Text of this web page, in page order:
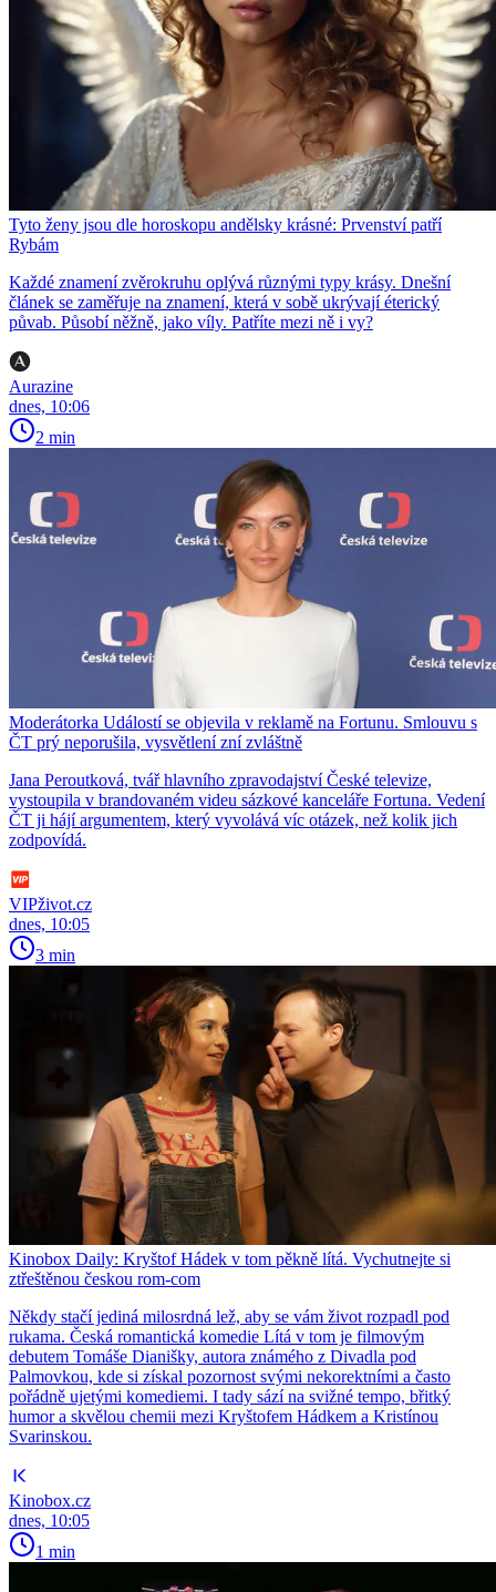
Tyto ženy jsou dle horoskopu andělsky krásné: Prvenství patří
Rybám
Každé znamení zvěrokruhu oplývá různými typy krásy. Dnešní
článek se zaměřuje na znamení, která v sobě ukrývají éterický
půvab. Působí něžně, jako víly. Patříte mezi ně i vy?
Aurazine
dnes, 10:06
2 min
Moderátorka Událostí se objevila v reklamě na Fortunu. Smlouvu s
ČT prý neporušila, vysvětlení zní zvláštně
Jana Peroutková, tvář hlavního zpravodajství České televize,
vystoupila v brandovaném videu sázkové kanceláře Fortuna. Vedení
ČT ji hájí argumentem, který vyvolává víc otázek, než kolik jich
zodpovídá.
VIPživot.cz
dnes, 10:05
3 min
Kinobox Daily: Kryštof Hádek v tom pěkně lítá. Vychutnejte si
ztřeštěnou českou rom-com
Někdy stačí jediná milosrdná lež, aby se vám život rozpadl pod
rukama. Česká romantická komedie Lítá v tom je filmovým
debutem Tomáše Dianišky, autora známého z Divadla pod
Palmovkou, kde si získal pozornost svými nekorektními a často
pořádně ujetými komediemi. I tady sází na svižné tempo, břitký
humor a skvělou chemii mezi Kryštofem Hádkem a Kristínou
Svarinskou.
Kinobox.cz
dnes, 10:05
1 min